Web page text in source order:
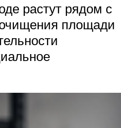
растут рядом с
площади